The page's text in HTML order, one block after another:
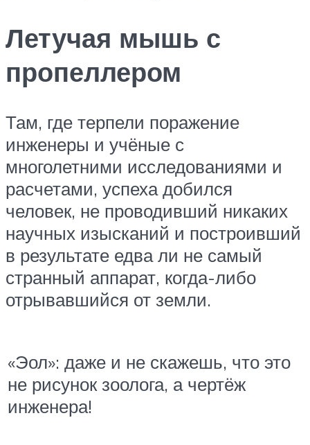
Летучая мышь с
пропеллером
Там, где терпели поражение
инженеры и учёные с
многолетними исследованиями и
расчетами, успеха добился
человек, не проводивший никаких
научных изысканий и построивший
в результате едва ли не самый
странный аппарат, когда-либо
отрывавшийся от земли.
«Эол»: даже и не скажешь, что это
не рисунок зоолога, а чертёж
инженера!